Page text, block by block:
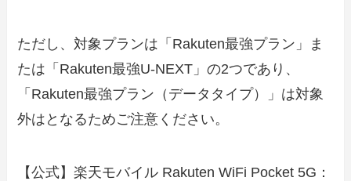
ただし、対象プランは「Rakuten最強プラン」ま
たは「Rakuten最強U-NEXT」の2つであり、
「Rakuten最強プラン（データタイプ）」は対象
外はとなるためご注意ください。
【公式】楽天モバイル Rakuten WiFi Pocket 5G：